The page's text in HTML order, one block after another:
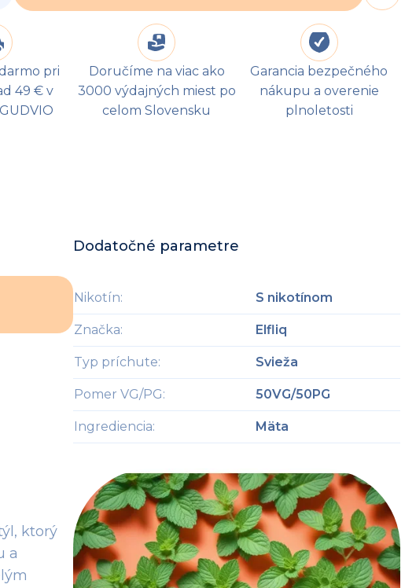
pri
49 € v
Doručíme na viac ako
3000 výdajných miest po
celom Slovensku
Garancia bezpečného
nákupu a overenie
plnoletosti
ktorý
a
Dodatočné parametre
Nikotín: S nikotínom
Značka: Elfliq
Typ príchute: Svieža
Pomer VG/PG: 50VG/50PG
Ingrediencia: Mäta